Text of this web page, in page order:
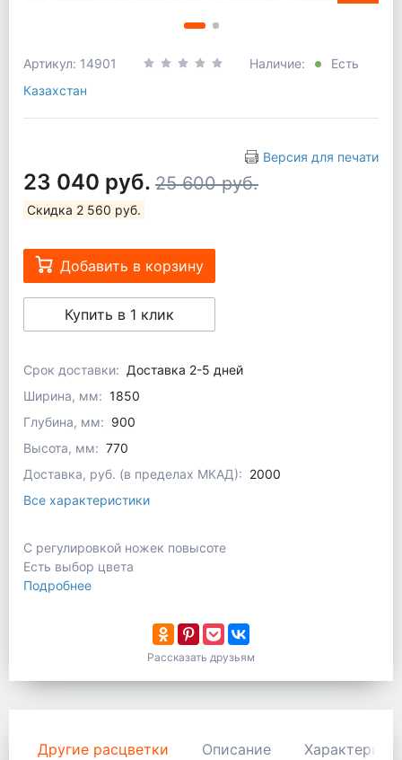
Артикул: 14901 Наличие:
Есть
Казахстан
Версия для печати
23 040 руб. 25 600 руб.
Скидка 2 560 руб.
Добавить в корзину
Купить в 1 клик
Срок доставки: Доставка 2-5 дней
Ширина, мм: 1850
Глубина, мм: 900
Высота, мм: 770
Доставка, руб. (в пределах МКАД): 2000
Все характеристики
С регулировкой ножек повысоте
Есть выбор цвета
Подробнее
Рассказать друзьям
Другие расцветки Описание